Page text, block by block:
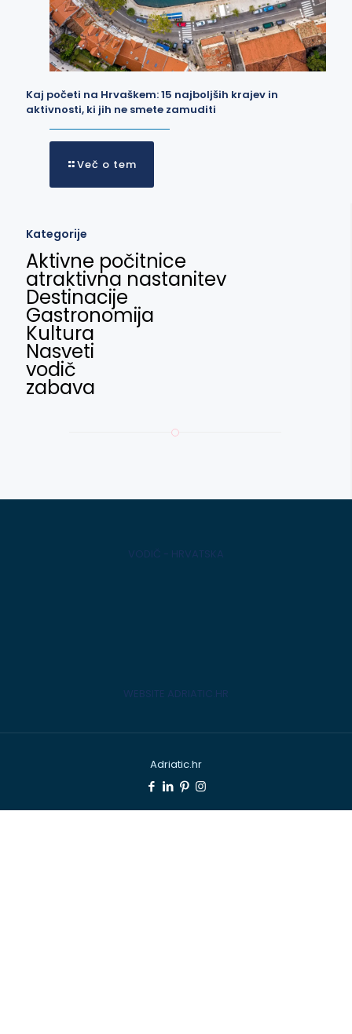
Kaj početi na Hrvaškem: 15 najboljših krajev in
aktivnosti, ki jih ne smete zamuditi
Več o tem
Kategorije
Aktivne počitnice
atraktivna nastanitev
Destinacije
Gastronomija
Kultura
Nasveti
vodič
zabava
VODIČ - HRVATSKA
WEBSITE ADRIATIC.HR
Adriatic.hr